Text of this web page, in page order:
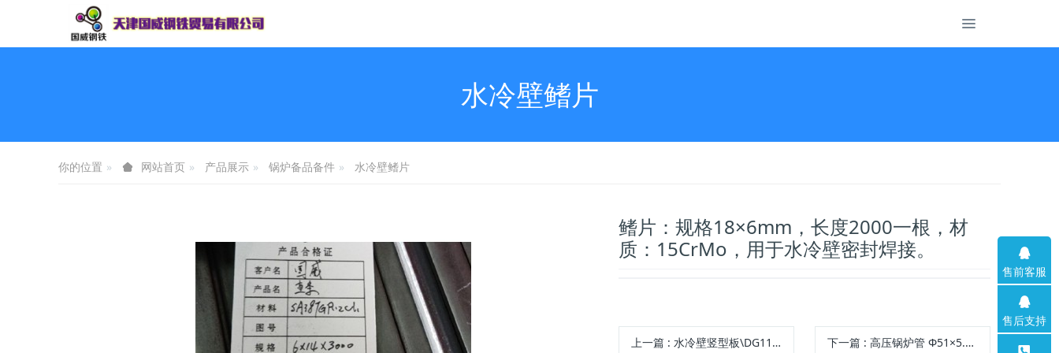
水冷壁鳍片
你的位置 网站首页 产品展示 锅炉备品备件 水冷壁鳍片
鳍片：规格18×6mm，长度2000一根，材
质：15CrMo，用于水冷壁密封焊接。
上一篇 : 水冷壁竖型板\DG11546-0\15CrMo 下一篇 : 高压锅炉管 Φ51×5.5 GB5310 符合GB5310标准，随车带质量证明书； 材质：20G
售前客服
售后支持